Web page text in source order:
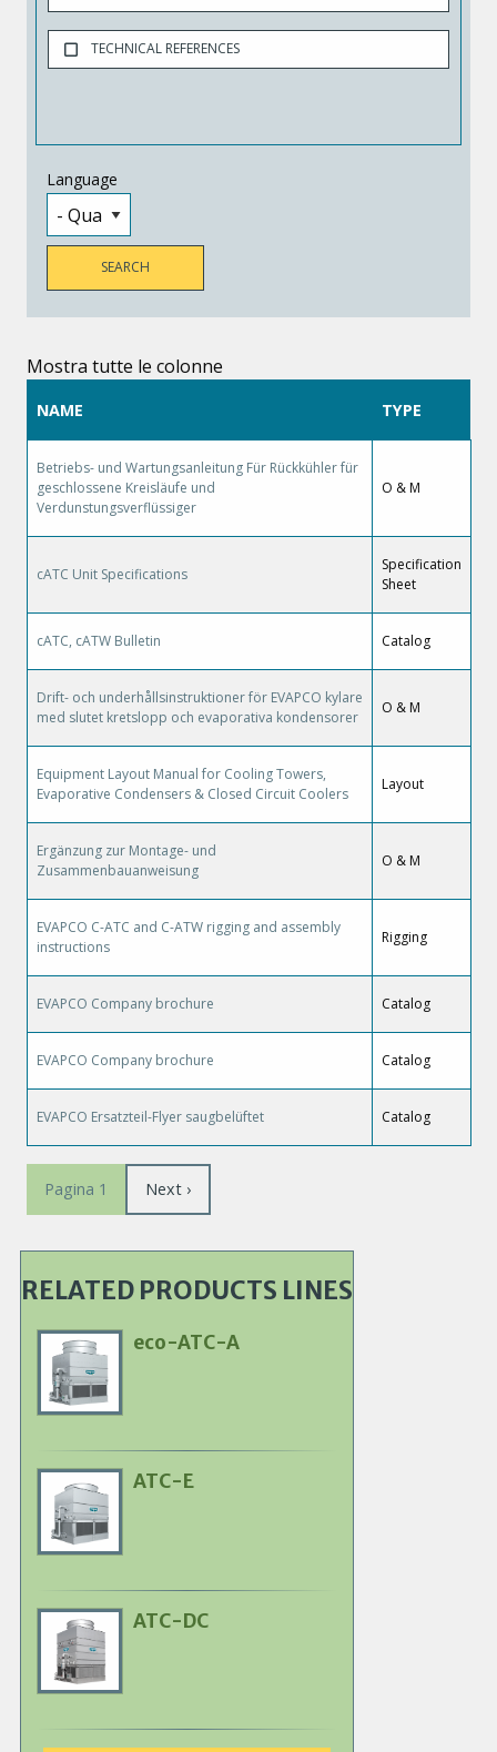
TECHNICAL REFERENCES
Language
Mostra tutte le colonne
NAME TYPE
Betriebs- und Wartungsanleitung Für Rückkühler für
geschlossene Kreisläufe und
Verdunstungsverflüssiger
O & M
cATC Unit Specifications
Specification
Sheet
cATC, cATW Bulletin Catalog
Drift- och underhållsinstruktioner för EVAPCO kylare
med slutet kretslopp och evaporativa kondensorer
O & M
Equipment Layout Manual for Cooling Towers,
Evaporative Condensers & Closed Circuit Coolers
Layout
Ergänzung zur Montage- und
Zusammenbauanweisung
O & M
EVAPCO C-ATC and C-ATW rigging and assembly
instructions
Rigging
EVAPCO Company brochure Catalog
EVAPCO Company brochure Catalog
EVAPCO Ersatzteil-Flyer saugbelüftet Catalog
Paginazione
Pagina 1 Pagina
Next ›
RELATED PRODUCTS LINES
Primary
Product
Image
eco-ATC-A
Primary
Product
Image
ATC-E
Primary
Product
Image
ATC-DC